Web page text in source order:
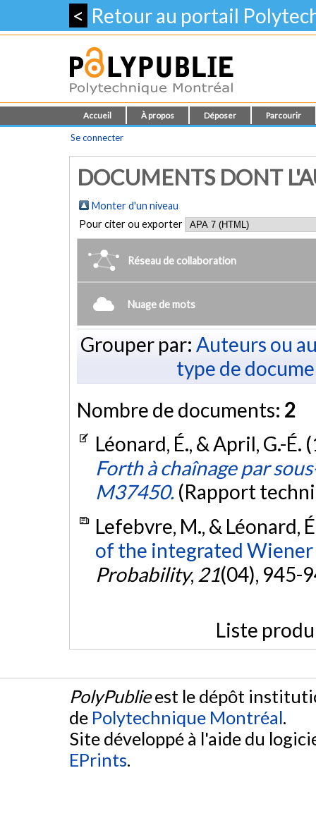
< Retour au portail
Accueil À propos Déposer Parcourir
Se connecter
DOCUMENTS DONT
Monter d'un niveau
Pour citer ou exporter
Réseau de collaboration
Nuage de mots
Grouper par: Auteurs ou
type de
Nombre de documents: 2
Léonard, É., & April, G.-É.
Forth à chaînage par
M37450. (Rapport
Lefebvre, M., & Léonard,
of the integrated Wiener
Probability, 21(04), 945-
Liste
PolyPublieest le dépôt
de Polytechnique Montréal.
Site développé à l'aide du
EPrints.